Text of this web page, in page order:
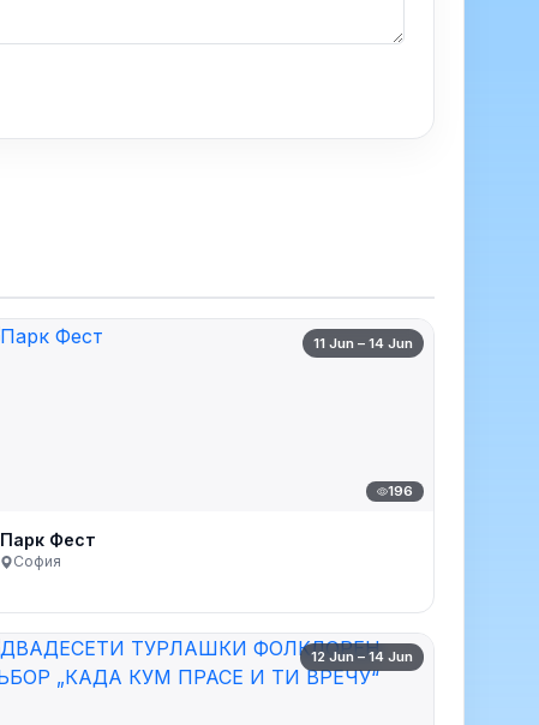
11 Jun – 14 Jun
196
Парк Фест
София
12 Jun – 14 Jun